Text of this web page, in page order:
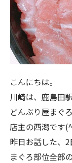
こんにちは。
川崎は、鹿島田
どんぶり屋まぐ
店主の西潟です
昨日お話した、2
まぐろ部位全部